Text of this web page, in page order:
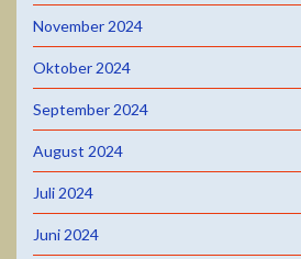
November 2024
Oktober 2024
September 2024
August 2024
Juli 2024
Juni 2024